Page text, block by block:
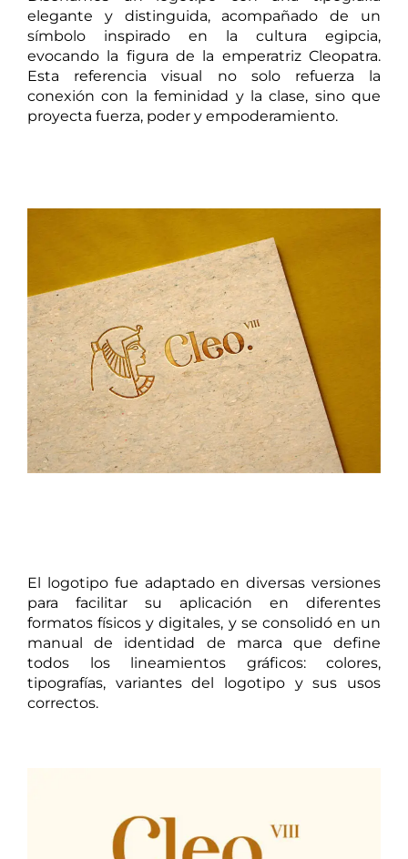
elegante y distinguida, acompañado de un
símbolo inspirado en la cultura egipcia,
evocando la figura de la emperatriz Cleopatra.
Esta referencia visual no solo refuerza la
conexión con la feminidad y la clase, sino que
proyecta fuerza, poder y empoderamiento.
El logotipo fue adaptado en diversas versiones
para facilitar su aplicación en diferentes
formatos físicos y digitales, y se consolidó en un
manual de identidad de marca que define
todos los lineamientos gráficos: colores,
tipografías, variantes del logotipo y sus usos
correctos.